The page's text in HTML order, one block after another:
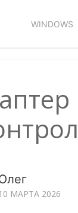
WINDOWS
МАРТА 2026